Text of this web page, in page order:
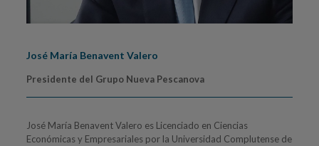
José María Benavent Valero
Presidente del Grupo Nueva Pescanova
José María Benavent Valero es Licenciado en Ciencias
Económicas y Empresariales por la Universidad Complutense de